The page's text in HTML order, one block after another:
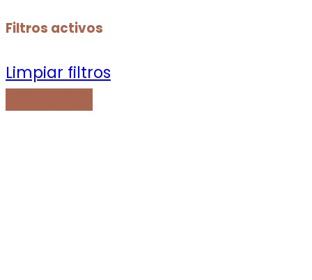
Filtros activos
Limpiar filtros